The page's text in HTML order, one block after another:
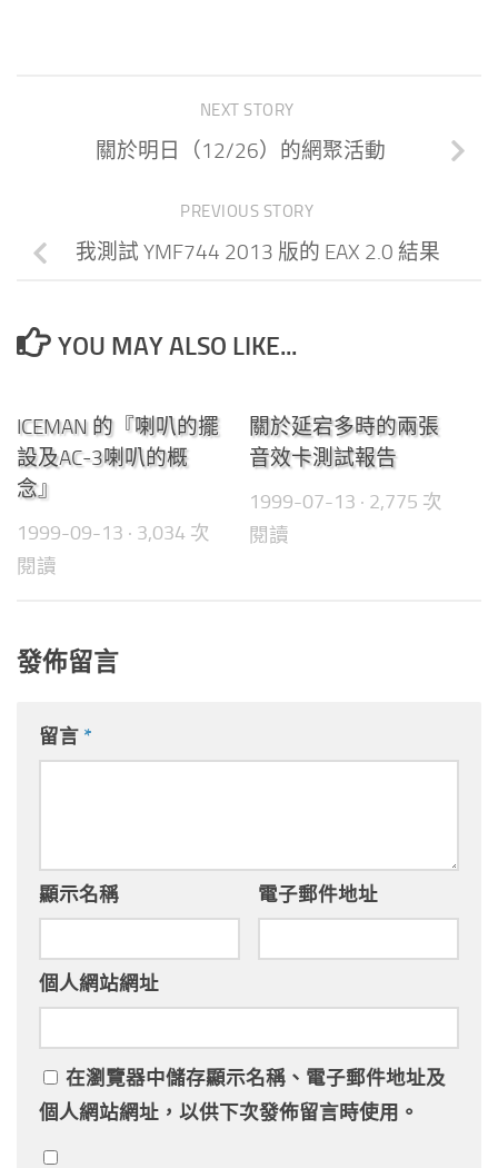
NEXT STORY
關於明日（12/26）的網聚活動
PREVIOUS STORY
我測試 YMF744 2013 版的 EAX 2.0 結果
YOU MAY ALSO LIKE...
ICEMAN 的『喇叭的擺
設及AC-3喇叭的概
念』
1999-09-13 · 3,034 次
閱讀
關於延宕多時的兩張
音效卡測試報告
1999-07-13 · 2,775 次
閱讀
發佈留言
留言 *
顯示名稱 電子郵件地址
個人網站網址
在瀏覽器中儲存顯示名稱、電子郵件地址及
個人網站網址，以供下次發佈留言時使用。